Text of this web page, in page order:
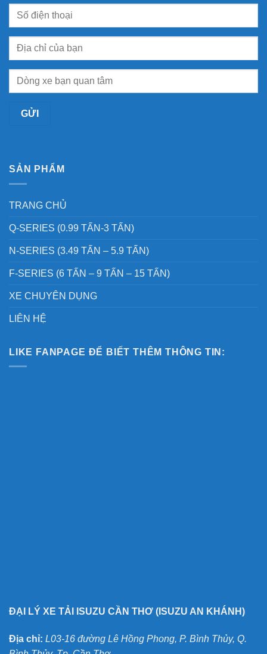
SẢN PHẨM
TRANG CHỦ
Q-SERIES (0.99 TẤN-3 TẤN)
N-SERIES (3.49 TẤN – 5.9 TẤN)
F-SERIES (6 TẤN – 9 TẤN – 15 TẤN)
XE CHUYÊN DỤNG
LIÊN HỆ
LIKE FANPAGE ĐỂ BIẾT THÊM THÔNG TIN:
ĐẠI LÝ XE TẢI ISUZU CẦN THƠ (ISUZU AN KHÁNH)
Địa chỉ: L03-16 đường Lê Hồng Phong, P. Bình Thủy, Q.